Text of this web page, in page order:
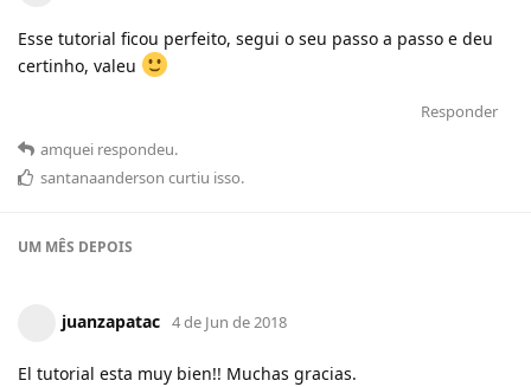
Esse tutorial ficou perfeito, segui o seu passo a passo e deu
certinho, valeu
Responder
amquei respondeu.
santanaanderson curtiu isso.
UM MÊS DEPOIS
juanzapatac 4 de Jun de 2018
El tutorial esta muy bien!! Muchas gracias.